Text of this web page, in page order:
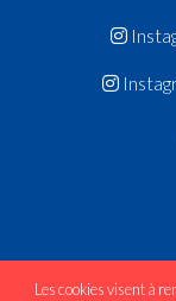
Les cookies visent à